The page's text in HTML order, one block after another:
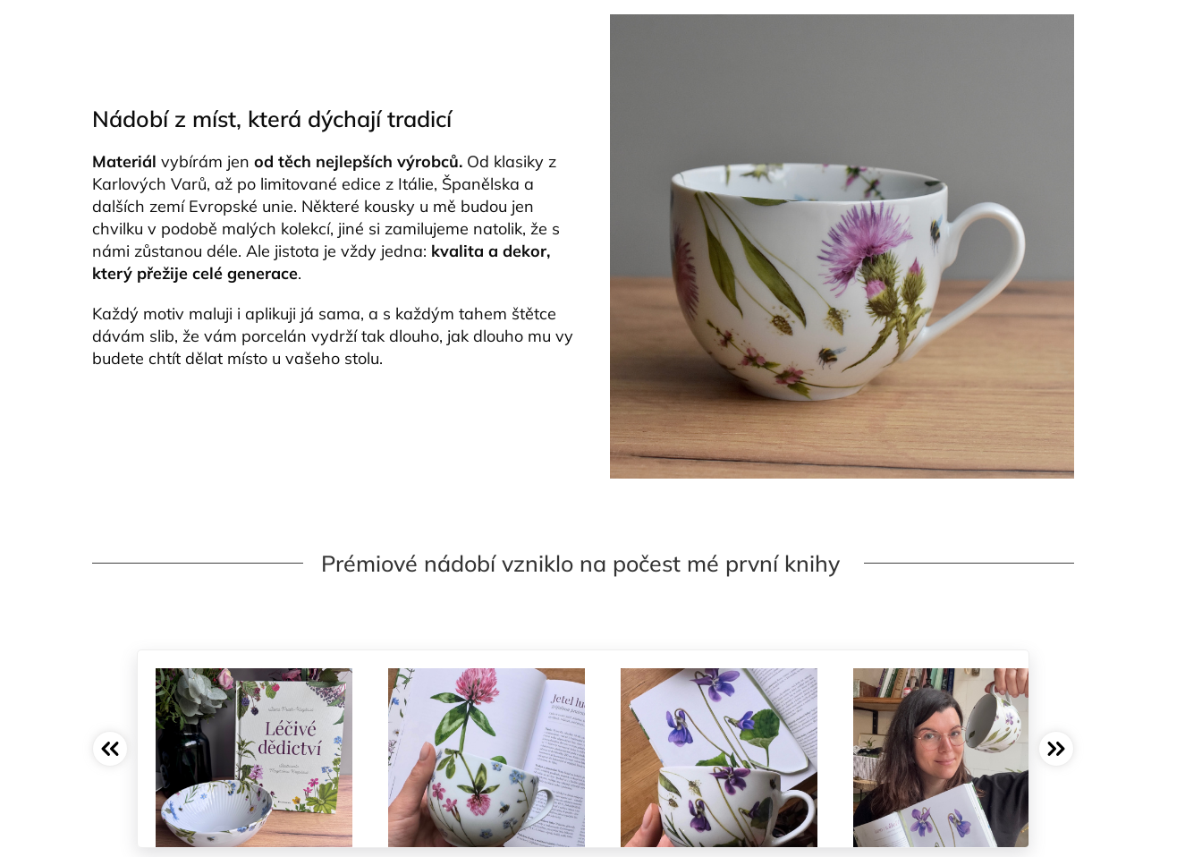
Nádobí z míst, která dýchají tradicí
Materiál vybírám jen od těch nejlepších výrobců. Od klasiky z
Karlových Varů, až po limitované edice z Itálie, Španělska a
dalších zemí Evropské unie. Některé kousky u mě budou jen
chvilku v podobě malých kolekcí, jiné si zamilujeme natolik, že s
námi zůstanou déle. Ale jistota je vždy jedna: kvalita a dekor,
který přežije celé generace.
Každý motiv maluji i aplikuji já sama, a s každým tahem štětce
dávám slib, že vám porcelán vydrží tak dlouho, jak dlouho mu vy
budete chtít dělat místo u vašeho stolu.
Prémiové nádobí vzniklo na počest mé první knihy